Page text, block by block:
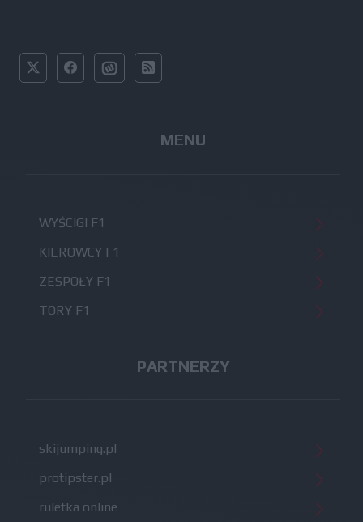
MENU
WYŚCIGI F1
KIEROWCY F1
ZESPOŁY F1
TORY F1
PARTNERZY
skijumping.pl
protipster.pl
ruletka online